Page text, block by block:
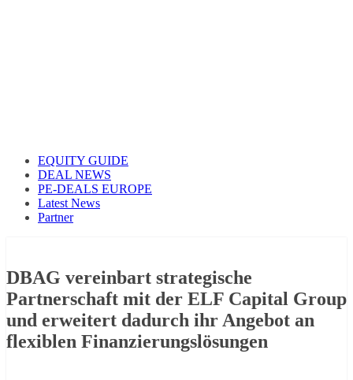
EQUITY GUIDE
DEAL NEWS
PE-DEALS EUROPE
Latest News
Partner
DBAG vereinbart strategische
Partnerschaft mit der ELF Capital Group
und erweitert dadurch ihr Angebot an
flexiblen Finanzierungslösungen